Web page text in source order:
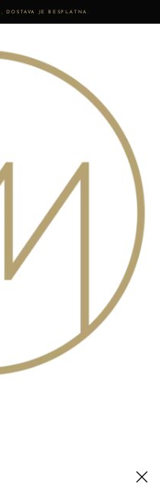
, DOSTAVA JE BESPLATNA.